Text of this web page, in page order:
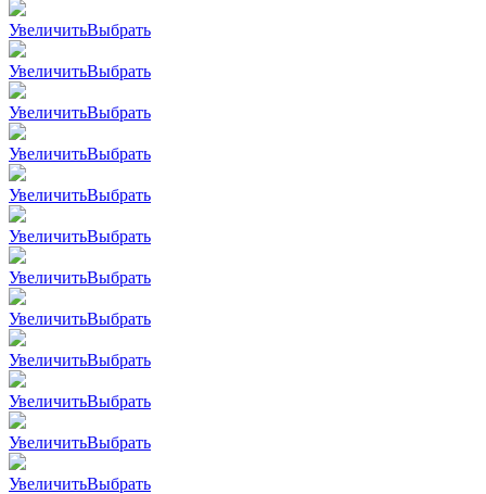
УвеличитьВыбрать
УвеличитьВыбрать
УвеличитьВыбрать
УвеличитьВыбрать
УвеличитьВыбрать
УвеличитьВыбрать
УвеличитьВыбрать
УвеличитьВыбрать
УвеличитьВыбрать
УвеличитьВыбрать
УвеличитьВыбрать
УвеличитьВыбрать